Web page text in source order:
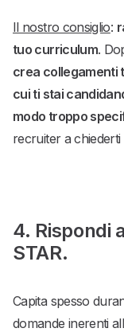
Il nostro consiglio:
tuo curriculum.
crea collegamenti
cui ti stai
modo troppo
recruiter a
4. Rispondi
STAR.
Capita spesso
domande inerenti